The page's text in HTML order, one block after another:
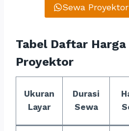
Sewa
Tabel Daftar
Proyektor
Ukuran
Layar
Durasi
Sewa